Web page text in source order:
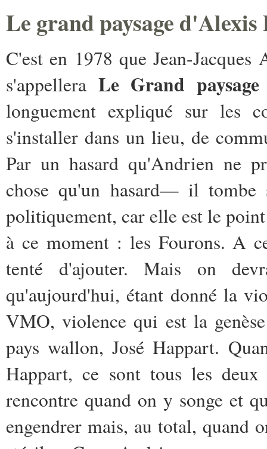
Le grand paysage d'Alexis
C'est en 1978 que Jean-
s'appellera Le Grand
longuement expliqué sur les
s'installer dans un lieu, de
Par un hasard qu'Andrien ne
chose qu'un hasard— il
politiquement, car elle est le
à ce moment : les Fourons. A
tenté d'ajouter. Mais on
qu'aujourd'hui, étant donné la
VMO, violence qui est la
pays wallon, José Happart.
Happart, ce sont tous les deux
rencontre quand on y songe et
engendrer mais, au total, quand